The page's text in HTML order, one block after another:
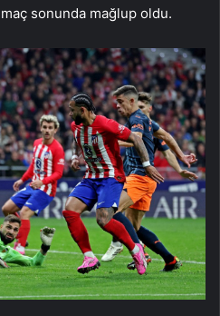
sonunda mağlup oldu.